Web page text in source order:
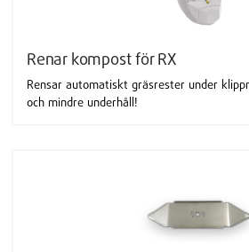
Renar kompost för RX
Rensar automatiskt gräsrester under
och mindre underhåll!